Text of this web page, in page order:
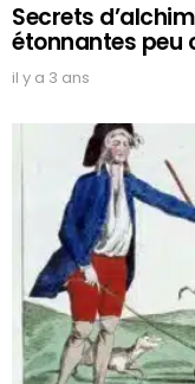
Secrets
étonnantes peu
il y a 3 ans